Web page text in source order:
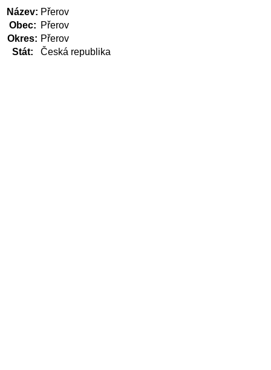
Název: Přerov
Obec: Přerov
Okres: Přerov
Stát:
Česká republika